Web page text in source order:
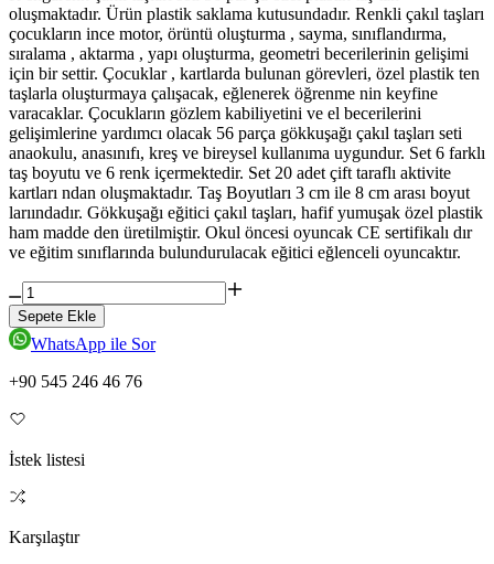
oluşmaktadır. Ürün plastik saklama kutusundadır. Renkli çakıl taşları
çocukların ince motor, örüntü oluşturma , sayma, sınıflandırma,
sıralama , aktarma , yapı oluşturma, geometri becerilerinin gelişimi
için bir settir. Çocuklar , kartlarda bulunan görevleri, özel plastik ten
taşlarla oluşturmaya çalışacak, eğlenerek öğrenme nin keyfine
varacaklar. Çocukların gözlem kabiliyetini ve el becerilerini
gelişimlerine yardımcı olacak 56 parça gökkuşağı çakıl taşları seti
anaokulu, anasınıfı, kreş ve bireysel kullanıma uygundur. Set 6 farklı
taş boyutu ve 6 renk içermektedir. Set 20 adet çift taraflı aktivite
kartları ndan oluşmaktadır. Taş Boyutları 3 cm ile 8 cm arası boyut
larıındadır. Gökkuşağı eğitici çakıl taşları, hafif yumuşak özel plastik
ham madde den üretilmiştir. Okul öncesi oyuncak CE sertifikalı dır
ve eğitim sınıflarında bulundurulacak eğitici eğlenceli oyuncaktır.
Sepete Ekle
WhatsApp ile Sor
+90 545 246 46 76
İstek listesi
Karşılaştır